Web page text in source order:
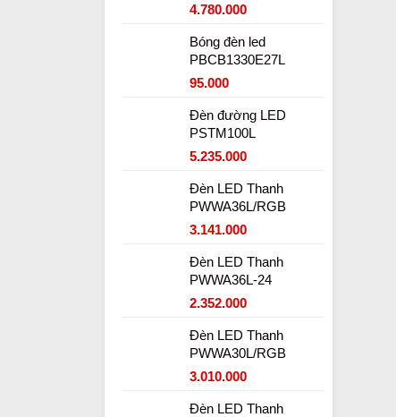
4.780.000
Bóng đèn led
PBCB1330E27L
95.000
Đèn đường LED
PSTM100L
5.235.000
Đèn LED Thanh
PWWA36L/RGB
3.141.000
Đèn LED Thanh
PWWA36L-24
2.352.000
Đèn LED Thanh
PWWA30L/RGB
3.010.000
Đèn LED Thanh